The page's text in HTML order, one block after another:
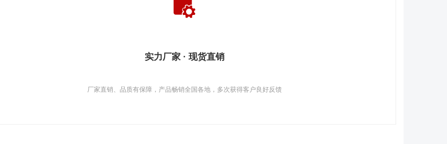
实力厂家 · 现货直销
厂家直销、品质有保障，产品畅销全国各地，多次获得客户良好反馈